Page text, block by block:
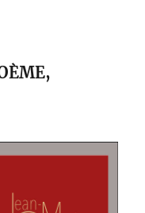
ÈME,